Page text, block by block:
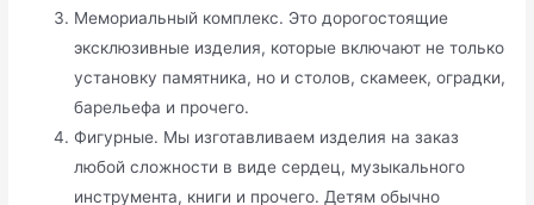
Мемориальный комплекс. Это дорогостоящие
эксклюзивные изделия, которые включают не только
установку памятника, но и столов, скамеек, оградки,
барельефа и прочего.
Фигурные. Мы изготавливаем изделия на заказ
любой сложности в виде сердец, музыкального
инструмента, книги и прочего. Детям обычно